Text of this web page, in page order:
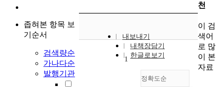
좁혀본 항목 보
기순서
검색량순
가나다순
발행기관
내보내기
내책장담기
한글로보기
정확도순
1
천
이 검
색어
로 많
이 본
자료